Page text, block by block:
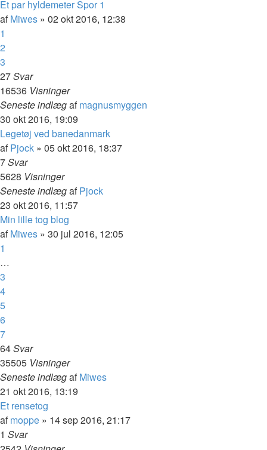
Et par hyldemeter Spor 1
afMiwes » 02 okt 2016, 12:38
1
2
3
27Svar
16536 Visninger
Seneste indlægafmagnusmyggen
30 okt 2016, 19:09
Legetøj ved banedanmark
afPjock » 05 okt 2016, 18:37
7Svar
5628 Visninger
Seneste indlægafPjock
23 okt 2016, 11:57
Min lille tog blog
afMiwes » 30 jul 2016, 12:05
1
…
3
4
5
6
7
64Svar
35505 Visninger
Seneste indlægafMiwes
21 okt 2016, 13:19
Et rensetog
afmoppe » 14 sep 2016, 21:17
1 Svar